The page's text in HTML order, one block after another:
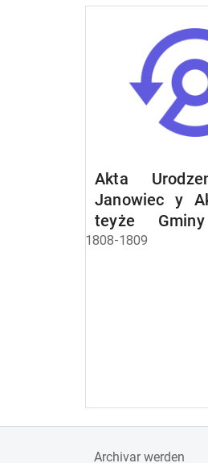
Akta
Janowiec y
teyże
jednego
1808-1809
Archivar werden